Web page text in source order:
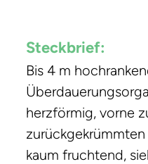
Steckbrief:
Bis 4 m
herzförmig, vorne
kaum fruchtend,